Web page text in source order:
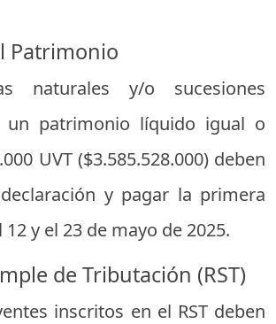
Patrimonio
naturales y/o sucesiones
un patrimonio líquido igual o
UVT ($3.585.528.000) deben
declaración y pagar la primera
12y el 23 de mayo de 2025.
de Tributación (RST)
inscritos en el RST deben